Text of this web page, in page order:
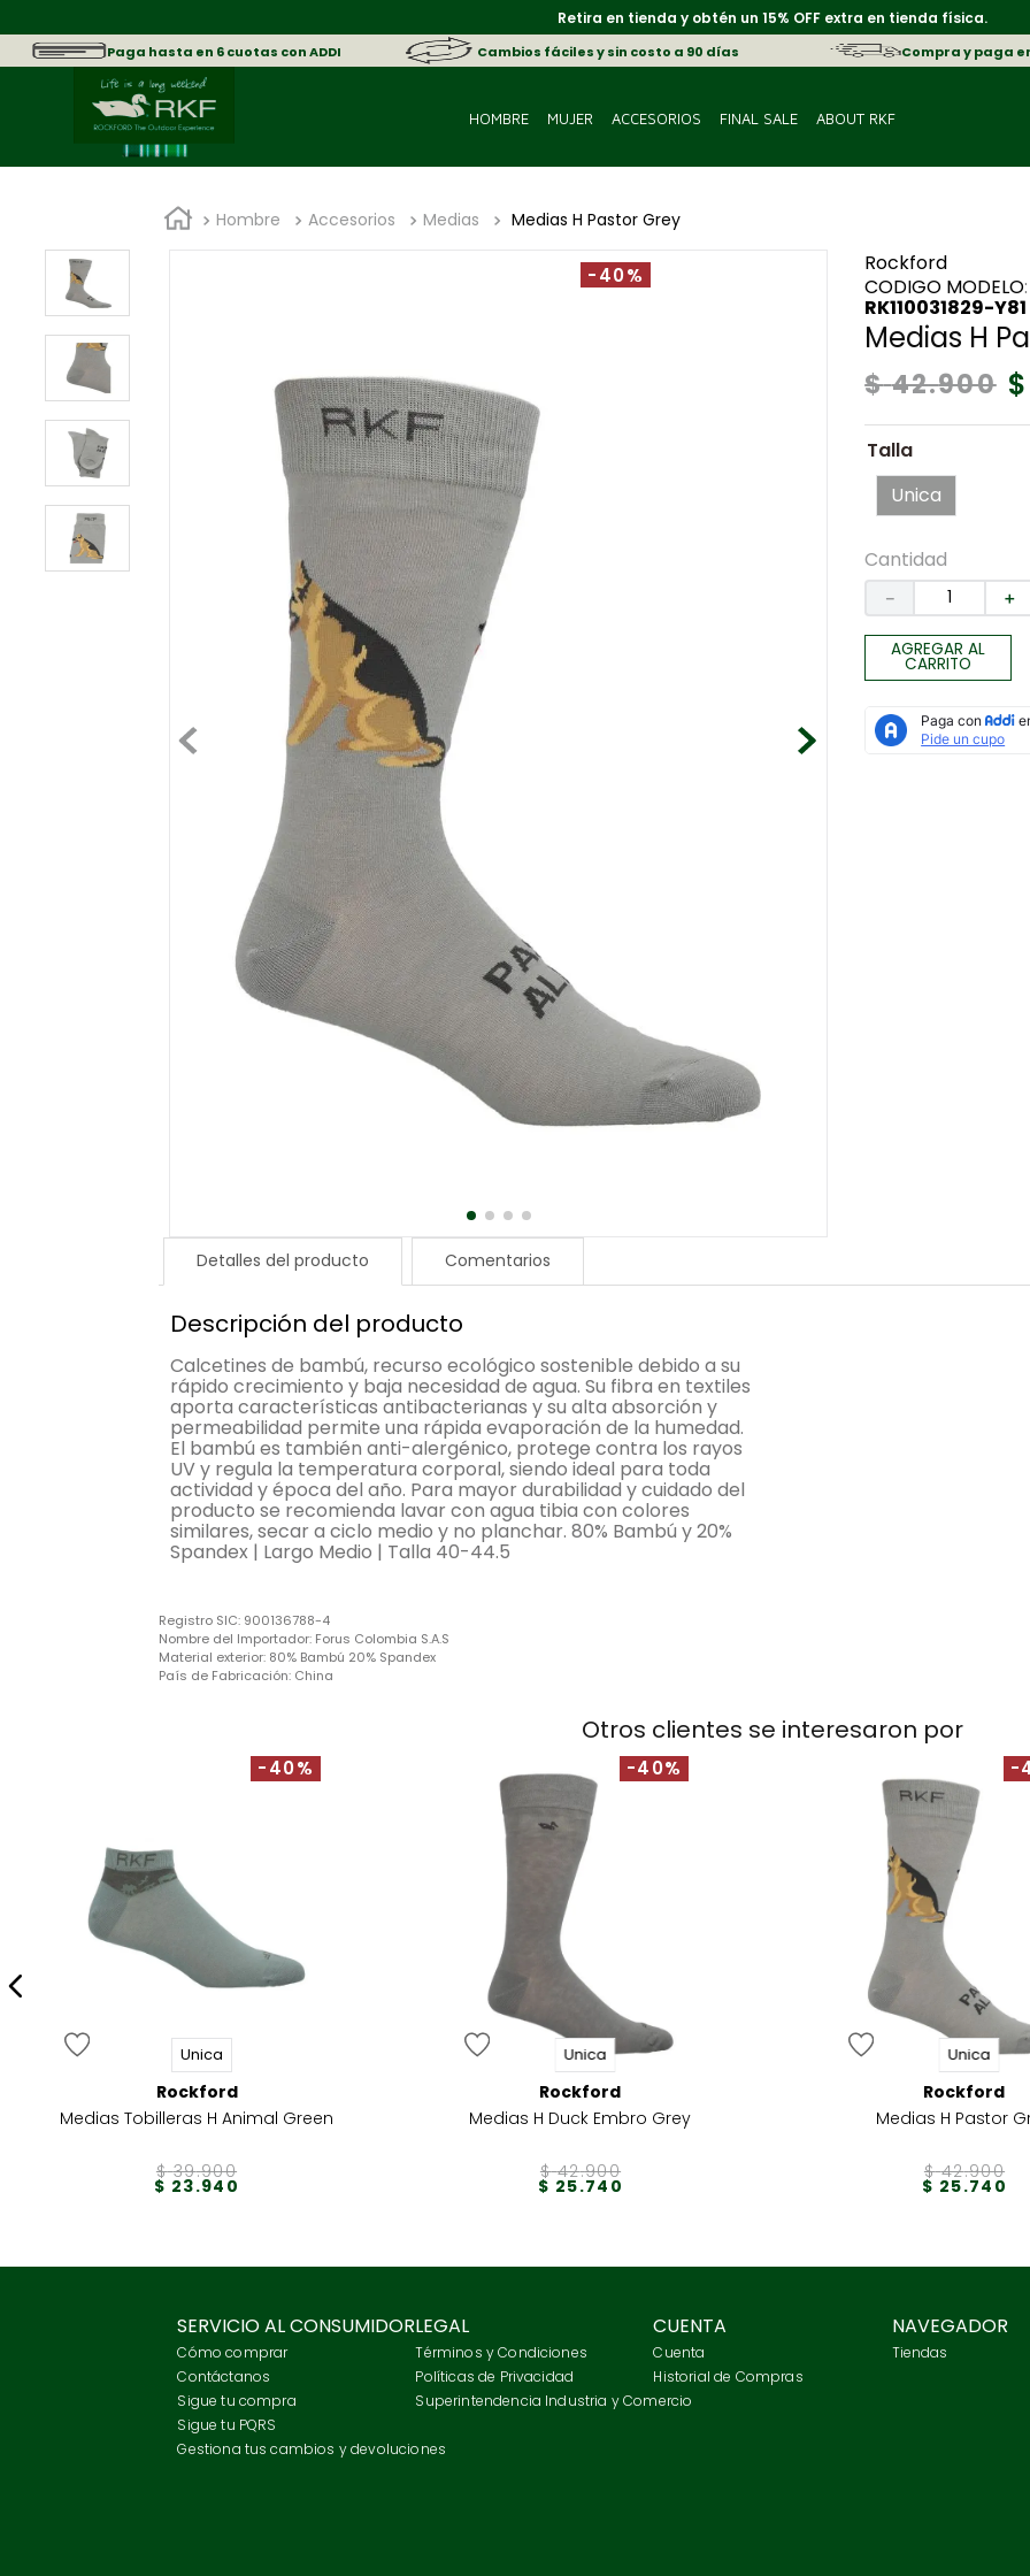
Retira en tienda y obtén un 15% OFF extra en tienda física.
Paga hasta en 6 cuotas con ADDI Cambios fáciles y sin costo a 90 días Compra y paga
HOMBRE MUJER ACCESORIOS FINAL SALE ABOUT RKF
Hombre Accesorios Medias Medias H Pastor Grey
-40%
Rockford
:
RK110031829-Y81
Medias H
$ 42.900 $
Talla
Unica
Cantidad
＋
－
AGREGAR AL
CARRITO
Detalles del producto Comentarios
Descripción del producto
Calcetines de bambú, recurso ecológico sostenible debido a su
rápido crecimiento y baja necesidad de agua. Su fibra en textiles
aporta características antibacterianas y su alta absorción y
permeabilidad permite una rápida evaporación de la humedad.
El bambú es también anti-alergénico, protege contra los rayos
UV y regula la temperatura corporal, siendo ideal para toda
actividad y época del año. Para mayor durabilidad y cuidado del
producto se recomienda lavar con agua tibia con colores
similares, secar a ciclo medio y no planchar. 80% Bambú y 20%
Spandex | Largo Medio | Talla 40-44.5
Registro SIC: 900136788-4
Nombre del Importador: Forus Colombia S.A.S
Material exterior: 80% Bambú 20% Spandex
País de Fabricación: China
Otros clientes se interesaron por
-40%
Unica
Rockford
Medias Tobilleras H Animal Green
$ 39.900
$ 23.940
-40%
Unica
Rockford
Medias H Duck Embro Grey
$ 42.900
$ 25.740
-
Unica
Rockford
Medias H Pastor
$ 42.900
$ 25.740
SERVICIO AL CONSUMIDOR
Cómo comprar
Contáctanos
Sigue tu compra
Sigue tu PQRS
Gestiona tus cambios y devoluciones
LEGAL
Términos y Condiciones
Políticas de Privacidad
Superintendencia Industria y Comercio
CUENTA
Cuenta
Historial de Compras
NAVEGADOR
Tiendas